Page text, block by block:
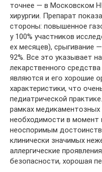
точнее — в Московском
хирургии. Препарат
стороны: повышенное
у 100% участников
ех месяцев), срыгивание
92%. Все это указывает
лекарственного
являются и его хорошие
характеристики, что
педиатрической
рамках медикаментозных
необходимости в момент
неоспоримым
клинически значимых
аллергические
безопасности, хорошая